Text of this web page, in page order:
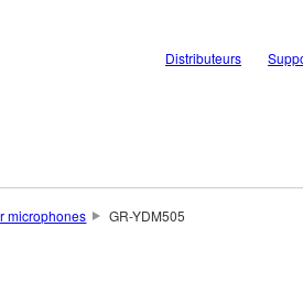
Distributeurs
microphones GR-YDM505